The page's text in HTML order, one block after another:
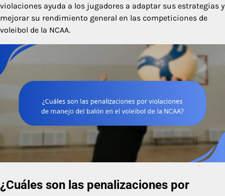
violaciones ayuda a los jugadores a adaptar sus estrategias y
mejorar su rendimiento general en las competiciones de
voleibol de la NCAA.
¿Cuáles son las penalizaciones por